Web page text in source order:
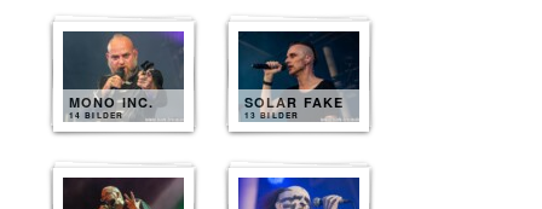
MONO INC.
14 BILDER
SOLAR FAKE
13 BILDER